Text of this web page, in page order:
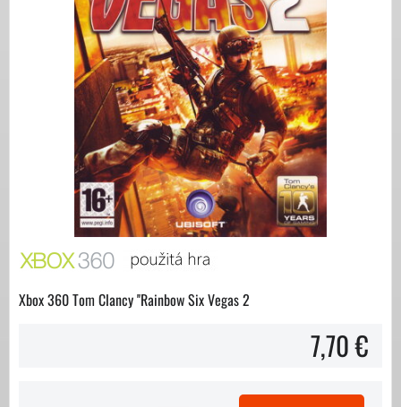
Xbox 360 Tom Clancy ''Rainbow Six Vegas 2
7,70 €